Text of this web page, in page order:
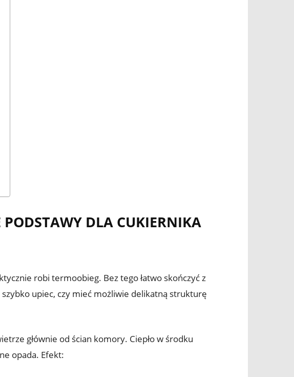
DLA CUKIERNIKA
robi termoobieg. Bez tego łatwo skończyć z
upiec, czy mieć możliwie delikatną strukturę
głównie od ścian komory. Ciepło w środku
opada. Efekt: